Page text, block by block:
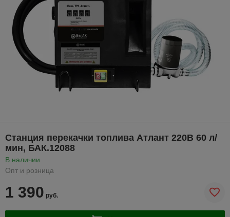
Станция перекачки топлива Атлант 220В 60 л/
мин, БАК.12088
В наличии
Опт и розница
1 390 руб.